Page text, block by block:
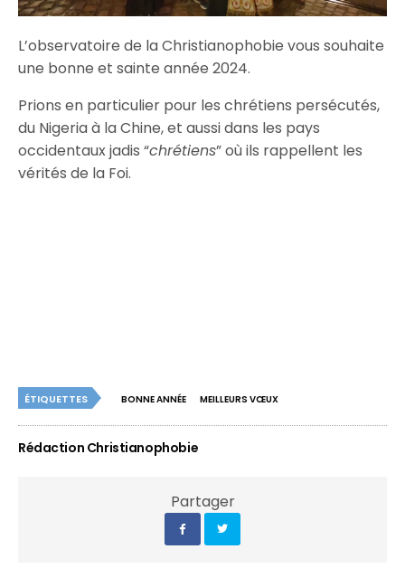
L’observatoire de la Christianophobie vous souhaite
une bonne et sainte année 2024.
Prions en particulier pour les chrétiens persécutés,
du Nigeria à la Chine, et aussi dans les pays
occidentaux jadis “chrétiens” où ils rappellent les
vérités de la Foi.
ÉTIQUETTES BONNE ANNÉE MEILLEURS VŒUX
Rédaction Christianophobie
Partager